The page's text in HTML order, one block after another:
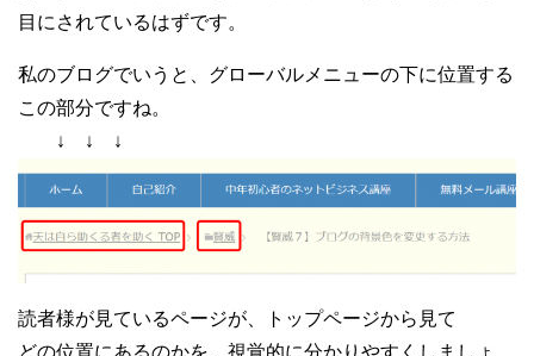
目にされているはずです。
私のブログでいうと、グローバルメニューの下に位置する
この部分ですね。
↓ ↓ ↓
読者様が見ているページが、トップページから見て